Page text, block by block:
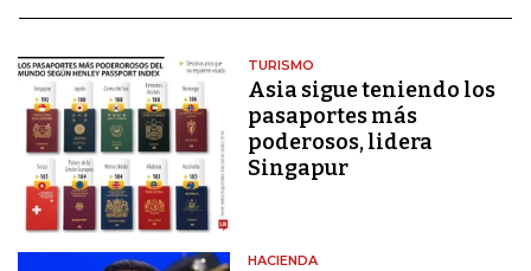
TURISMO
Asia sigue teniendo los
pasaportes más
poderosos, lidera
Singapur
HACIENDA